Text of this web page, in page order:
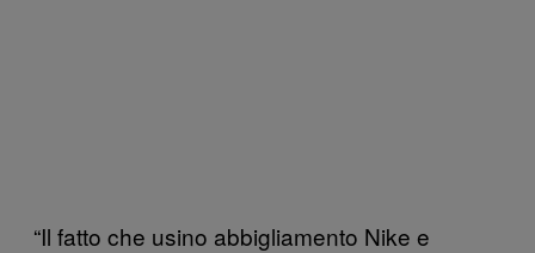
“Il fatto che usino abbigliamento Nike e